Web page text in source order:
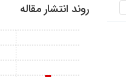
روند انتشار مقاله